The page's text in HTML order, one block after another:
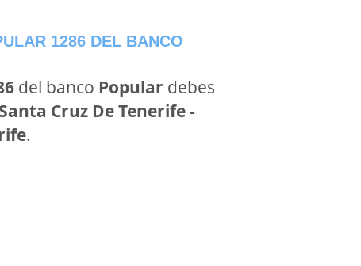
1286 DEL BANCO
del banco Popular debes
Cruz De Tenerife -
.